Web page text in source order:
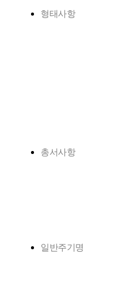
형태사항
총서사항
일반주기명